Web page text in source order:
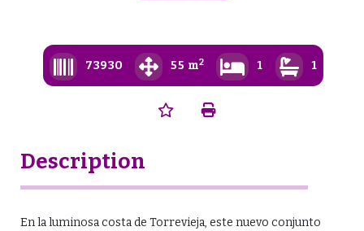
73930 55 m2 1 1
Description
En la luminosa costa de Torrevieja, este nuevo conjunto